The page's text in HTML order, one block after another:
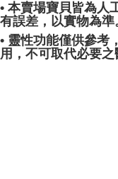
• 本賣場寶貝皆為人
有誤差，以實物為準
• 靈性功能僅供參考
用，不可取代必要之